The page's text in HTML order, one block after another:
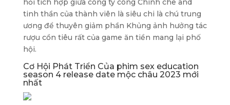
hỏi tích hợp giữa công ty công Chính che and
tinh thần của thành viên là siêu chi là chú trung
ương để thuyên giảm phần Khủng ảnh hưởng tác
rượu cồn tiêu rất của game ăn tiền mang lại phố
hội.
Cơ Hội Phát Triển Của phim sex education
season 4 release date mộc châu 2023 mới
nhất